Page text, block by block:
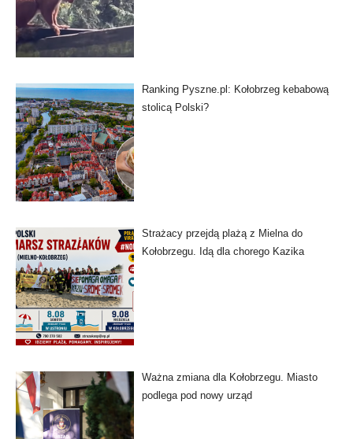
Ranking Pyszne.pl: Kołobrzeg kebabową
stolicą Polski?
Strażacy przejdą plażą z Mielna do
Kołobrzegu. Idą dla chorego Kazika
Ważna zmiana dla Kołobrzegu. Miasto
podlega pod nowy urząd